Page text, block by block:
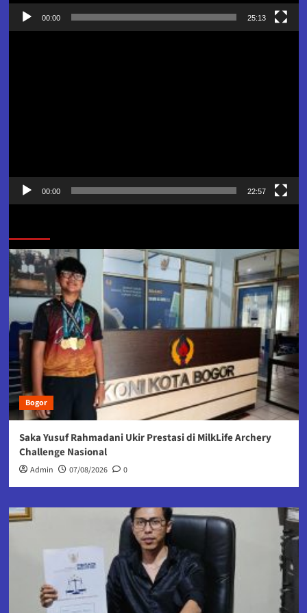
00:00 25:13
00:00 22:57
Bogor
Saka Yusuf Rahmadani Ukir Prestasi di MilkLife Archery
Challenge Nasional
Admin 07/08/2026 0